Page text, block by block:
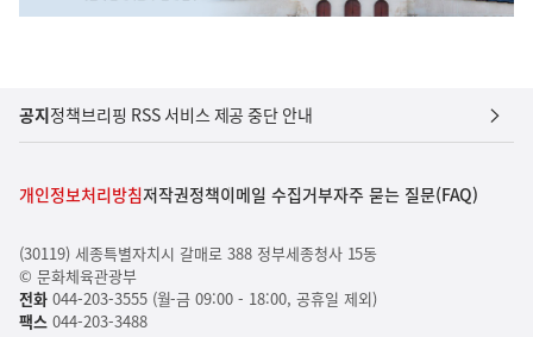
공지정책브리핑 RSS 서비스 제공 중단 안내
개인정보처리방침저작권정책이메일 수집거부자주 묻는 질문(FAQ)
(30119) 세종특별자치시 갈매로 388 정부세종청사 15동
© 문화체육관광부
전화044-203-3555 (월-금 09:00 - 18:00, 공휴일 제외)
팩스044-203-3488